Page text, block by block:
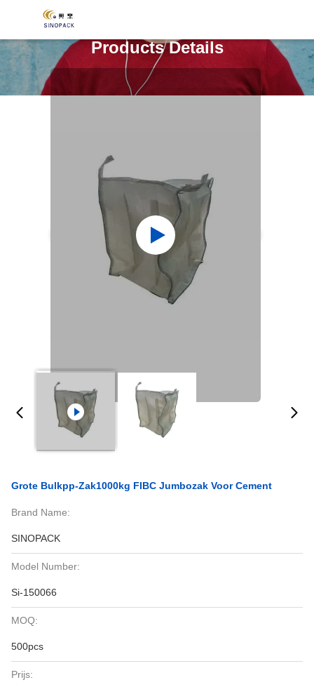
Products Details
Grote Bulkpp-Zak1000kg FIBC Jumbozak Voor Cement
Brand Name:
SINOPACK
Model Number:
Si-150066
MOQ:
500pcs
Prijs: